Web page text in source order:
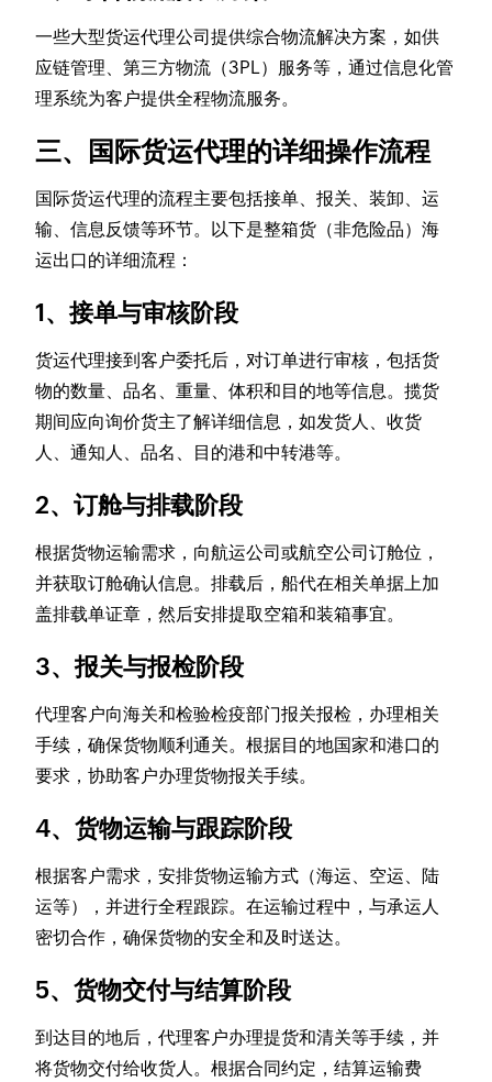
一些大型货运代理公司提供综合物流解决方案，如供
应链管理、第三方物流（3PL）服务等，通过信息化管
理系统为客户提供全程物流服务。
三、国际货运代理的详细操作流程
国际货运代理的流程主要包括接单、报关、装卸、运
输、信息反馈等环节。以下是整箱货（非危险品）海
运出口的详细流程：
1、接单与审核阶段
货运代理接到客户委托后，对订单进行审核，包括货
物的数量、品名、重量、体积和目的地等信息。揽货
期间应向询价货主了解详细信息，如发货人、收货
人、通知人、品名、目的港和中转港等。
2、订舱与排载阶段
根据货物运输需求，向航运公司或航空公司订舱位，
并获取订舱确认信息。排载后，船代在相关单据上加
盖排载单证章，然后安排提取空箱和装箱事宜。
3、报关与报检阶段
代理客户向海关和检验检疫部门报关报检，办理相关
手续，确保货物顺利通关。根据目的地国家和港口的
要求，协助客户办理货物报关手续。
4、货物运输与跟踪阶段
根据客户需求，安排货物运输方式（海运、空运、陆
运等），并进行全程跟踪。在运输过程中，与承运人
密切合作，确保货物的安全和及时送达。
5、货物交付与结算阶段
到达目的地后，代理客户办理提货和清关等手续，并
将货物交付给收货人。根据合同约定，结算运输费